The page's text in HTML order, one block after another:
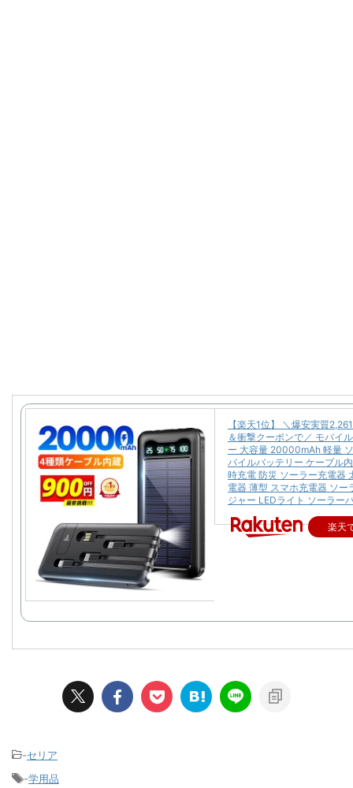
【楽天1位】 ＼爆安実質
＆衝撃クーポンで／ モバイ
ー 大容量 20000mAh 軽量
バイルバッテリー ケーブル
時充電 防災 ソーラー充電器
電器 薄型 スマホ充電器 ソー
ジャー LEDライト ソーラー
楽天
-セリア
-学用品